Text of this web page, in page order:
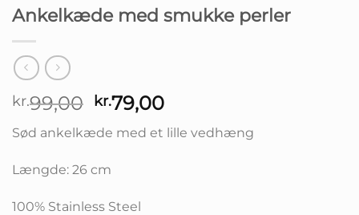
Ankelkæde med smukke perler
kr.99,00 Den
oprindelige
pris
kr.99,00.
kr.79,00Den
aktuelle
pris
Sød ankelkæde med et lille vedhæng
Længde: 26 cm
100% Stainless Steel